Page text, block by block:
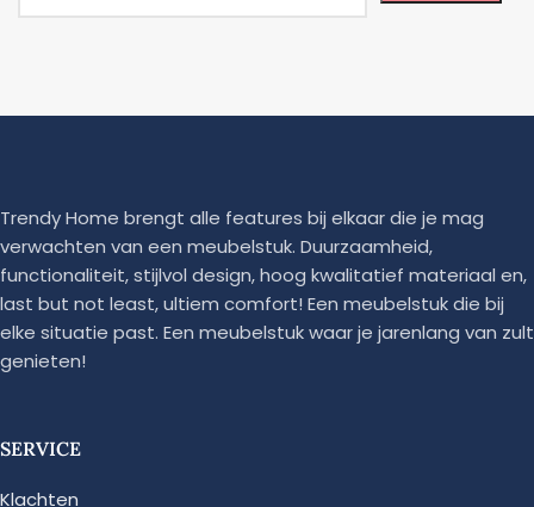
Trendy Home brengt alle features bij elkaar die je mag
verwachten van een meubelstuk. Duurzaamheid,
functionaliteit, stijlvol design, hoog kwalitatief materiaal en,
last but not least, ultiem comfort! Een meubelstuk die bij
elke situatie past. Een meubelstuk waar je jarenlang van zult
genieten!
SERVICE
Klachten